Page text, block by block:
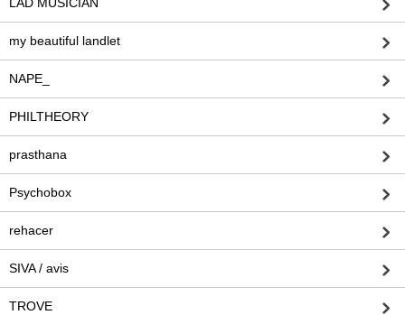
LAD MUSICIAN
my beautiful landlet
NAPE_
PHILTHEORY
prasthana
Psychobox
rehacer
SIVA / avis
TROVE